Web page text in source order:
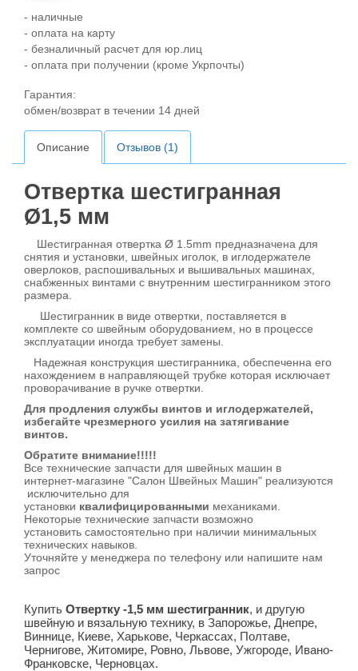
- наличные
- оплата на карту
- безналичный расчет для юр.лиц
- оплата при получении (кроме Укрпочты)
Гарантия:
обмен/возврат в течении 14 дней
Описание Отзывов (1)
Отвертка шестигранная
Ø1,5 мм
Шестигранная отвертка Ø 1.5mm предназначена для
снятия и установки, швейных иголок, в иглодержателе
оверлоков, распошивальных и вышивальных машинах,
снабженных винтами с внутренним шестигранником этого
размера.
Шестигранник в виде отвертки, поставляется в
комплекте со швейным оборудованием, но в процессе
эксплуатации иногда требует замены.
Надежная конструкция шестигранника, обеспеченна его
нахождением в направляющей трубке которая исключает
проворачивание в ручке отвертки.
Для продления службы винтов и иглодержателей,
избегайте чрезмерного усилия на затягивание
винтов.
Обратите внимание!!!!!
Все технические запчасти для швейных машин в
интернет-магазине "Салон Швейных Машин" реализуются
исключительно для
установки квалифицированными механиками.
Некоторые технические запчасти возможно
установить самостоятельно при наличии минимальных
технических навыков.
Уточняйте у менеджера по телефону или напишите нам
запрос
Купить Отвертку -1,5 мм шестигранник, и другую
швейную и вязальную технику, в Запорожье, Днепре,
Виннице, Киеве, Харькове, Черкассах, Полтаве,
Чернигове, Житомире, Ровно, Львове, Ужгороде, Ивано-
Франковске, Черновцах.